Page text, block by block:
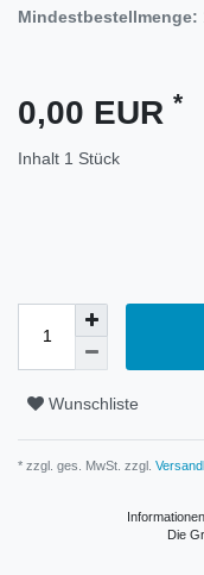
Mindestbestellmenge:
0,00 EUR *
Inhalt 1 Stück
Wunschliste
* zzgl. ges. MwSt. zzgl.
Die